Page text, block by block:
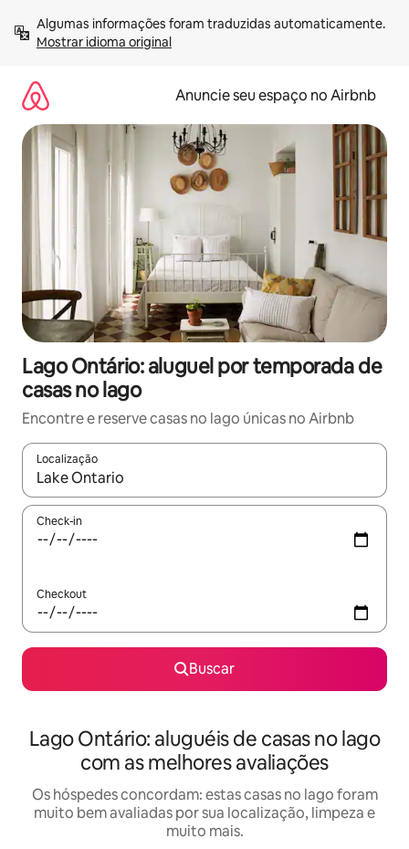
para
Mostrar idioma original
Anuncie seu espaço no Airbnb
Lago Ontário: aluguel por temporada de
casas no lago
Encontre e reserve casas no lago únicas no Airbnb
Localização
Quando os resultados estiverem disponíveis, explore-os
Check-in
Checkout
Buscar
Lago Ontário: aluguéis de casas no lago
com as melhores avaliações
Os hóspedes concordam: estas casas no lago foram
muito bem avaliadas por sua localização, limpeza e
muito mais.